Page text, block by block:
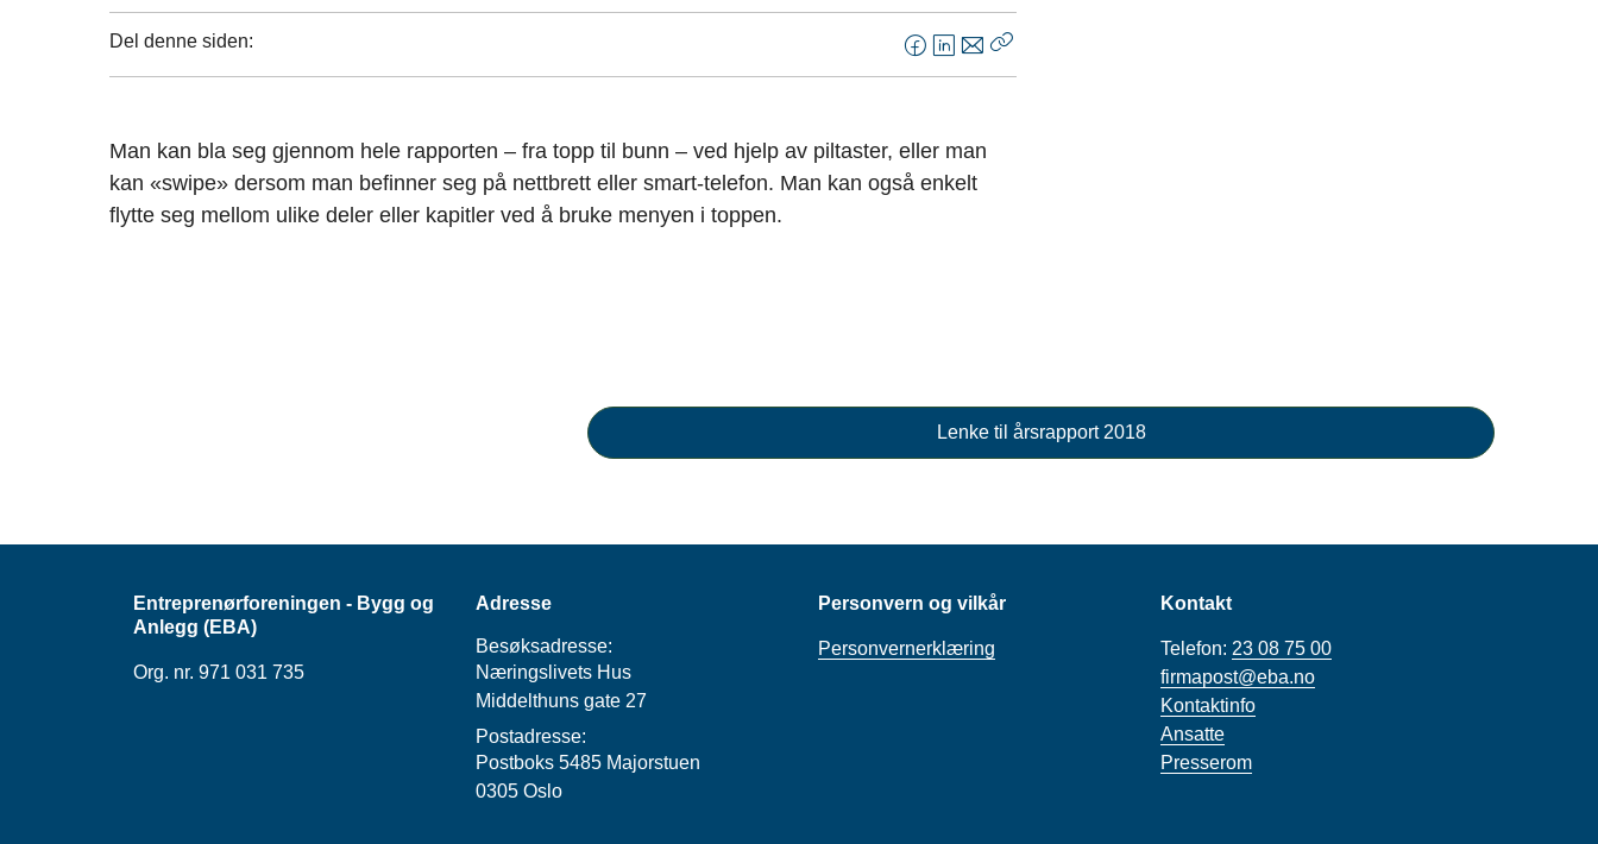
Del denne siden:
F
e
b
L
k
E
o
Man kan bla seg gjennom hele rapporten – fra topp til bunn – ved hjelp av piltaster, eller man
kan «swipe» dersom man befinner seg på nettbrett eller smart-telefon. Man kan også enkelt
flytte seg mellom ulike deler eller kapitler ved å bruke menyen i toppen.
Lenke til årsrapport 2018
Entreprenørforeningen - Bygg og
Anlegg (EBA)
Org. nr. 971 031 735
Adresse
Besøksadresse:
Næringslivets Hus
Middelthuns gate 27
Postadresse:
Postboks 5485 Majorstuen
0305 Oslo
Personvern og vilkår
Personvernerklæring
Kontakt
Telefon: 23 08 75 00
firmapost@eba.no
Kontaktinfo
Ansatte
Presserom